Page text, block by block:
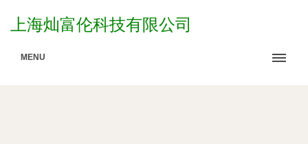
上海灿富伦科技有限公司
MENU